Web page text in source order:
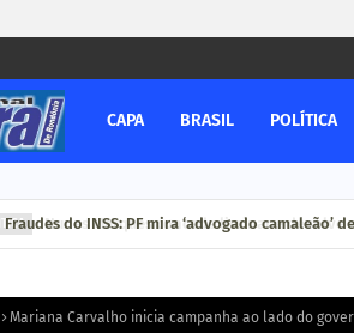
CAPA BRASIL POLÍTICA
Fraudes do INSS: PF mira ‘advogado camaleão’
Mariana Carvalho inicia campanha ao lado do